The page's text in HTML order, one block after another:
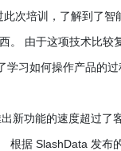
次培训，了解到了
。 由于这项技术比
学习如何操作产品的过
新功能的速度超过了
根据 SlashData 发